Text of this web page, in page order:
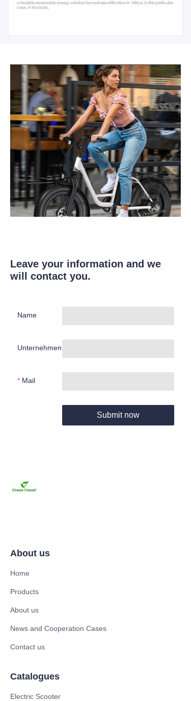
Leave your information and we
will contact you.
Name
Unternehmen
Mail
Submit now
About us
Home
Products
About us
News and Cooperation Cases
Contact us
Catalogues
Electric Scooter